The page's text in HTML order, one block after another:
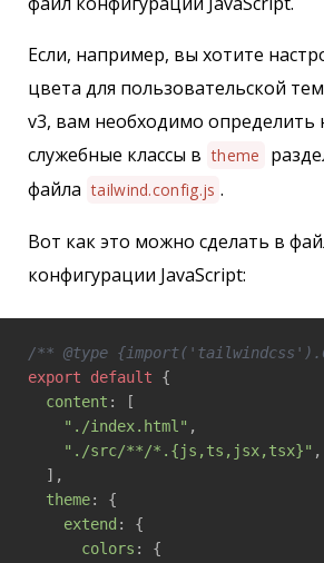
Если, например, вы хотите
цвета для пользовательской
v3, вам необходимо определить
служебные классы в theme
файла tailwind.config.js .
Вот как это можно сделать в
конфигурации JavaScript:
/** @type
export
default {
content : [
"./index.html" ,
"./src/**/*.{js,ts,jsx,tsx}" ,
  ],
theme: {
extend : {
colors : {